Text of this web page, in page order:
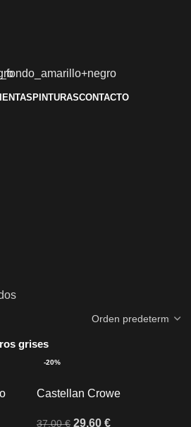
PINTURASCONTACTO
grises
-20%
Castellan Crowe
37,00€ 29,60 €